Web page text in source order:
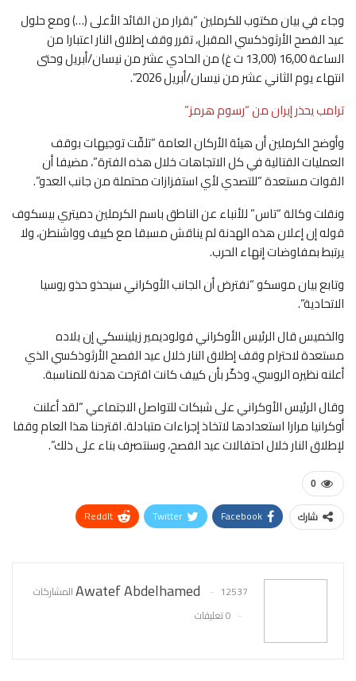
وجاء في بيان مكتوب للكرملين “بقرار من القائد الأعلى (…) ومع حلول
عيد الفصح الأرثوذكسي المقبل، تقرر وقف إطلاق النار اعتبارا من
الساعة 16,00 (13,00 ت غ) من الحادي عشر من نيسان/أبريل وحتى
انتهاء يوم الثاني عشر من نيسان/أبريل 2026”.
ترامب يحذر إيران من “رسوم هرمز”
وأوضح الكرملين أن هيئة الأركان العامة “تلقّت توجيهات بوقف
العمليات القتالية في كل الاتجاهات خلال هذه الفترة”، مضيفا أن
القوات مستعدة “للتصدي لأي استفزازات محتملة من جانب العدو”.
ونقلت وكالة “تاس” للأنباء عن الناطق باسم الكرملين دميتري بيسكوف
قوله إن إعلان هذه الهدنة لم يناقش مسبقا مع كييف وواشنطن، ولا
يرتبط بمفاوضات إنهاء الحرب.
وتابع بيان موسكو “نفترض أن الجانب الأوكراني سيحذو حذو روسيا
الاتحادية”.
والخميس قال الرئيس الأوكراني فولوديمير زيلينسكي إن بلاده
مستعدة لاحترام وقف إطلاق النار خلال عيد الفصح الأرثوذكسي الذي
أعلنه نظيره الروسي، وذكّر بأن كييف كانت اقترحت هدنة للمناسبة.
وقال الرئيس الأوكراني على شبكات للتواصل الاجتماعي “لقد أعلنت
أوكرانيا مرارا استعدادها لاتخاذ إجراءات متبادلة. اقترحنا هذا العام وقفا
لإطلاق النار خلال احتفالات عيد الفصح، وسنتصرف بناء على ذلك”.
0
شارك Facebook
Twitter
ReddIt
Awatef Abdelhamed
12537 المشاركات
0 تعليقات